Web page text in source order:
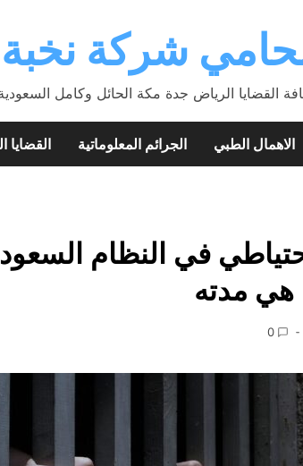
شركة نخبة
القضايا الرياض جدة مكة الحائل وكامل
الاهمال الطبي الجرائم المعلوماتية القضايا
في النظام
هي مدته
0